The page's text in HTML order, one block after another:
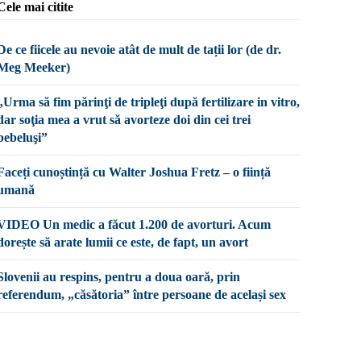
mai citite
ce fiicele au nevoie atât de mult de tații lor (de dr.
Meeker)
să fim părinţi de tripleţi după fertilizare in vitro,
soţia mea a vrut să avorteze doi din cei trei
cunoștință cu Walter Joshua Fretz – o ființă
Un medic a făcut 1.200 de avorturi. Acum
să arate lumii ce este, de fapt, un avort
au respins, pentru a doua oară, prin
„căsătoria” între persoane de același sex